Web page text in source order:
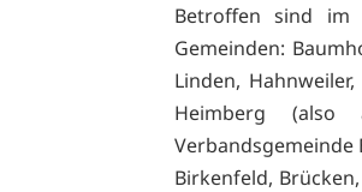
Betroffen sind im
Gemeinden:
Linden,
Heimberg (also
Verbandsgemeinde
Birkenfeld,